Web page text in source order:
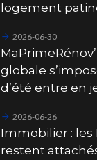
logement
2026-06-30
globale
d’été entre en
2026-06-26
Immobilier : les
restent